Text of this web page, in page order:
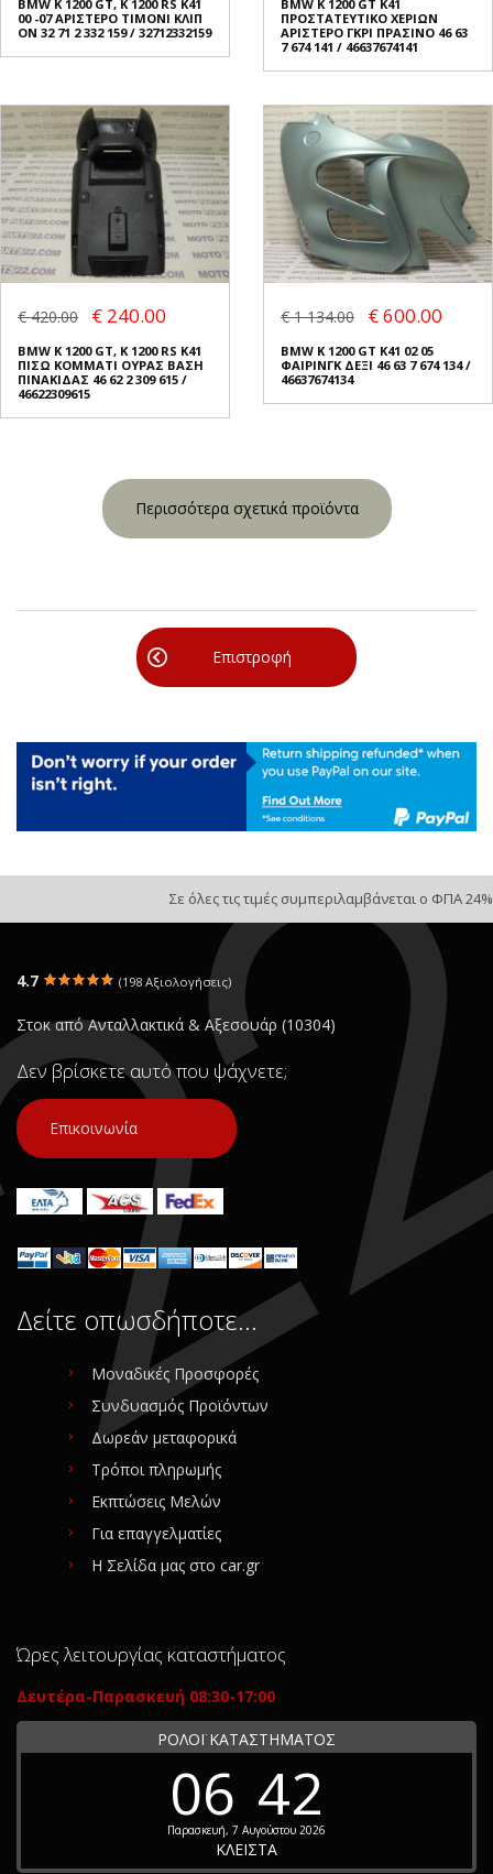
BMW K 1200 GT, K 1200 RS K41
00 -07 ΑΡΙΣΤΕΡΟ ΤΙΜΟΝΙ ΚΛΙΠ
ΟΝ 32 71 2 332 159 / 32712332159
BMW K 1200 GT K41
ΠΡΟΣΤΑΤΕΥΤΙΚΟ ΧΕΡΙΩΝ
ΑΡΙΣΤΕΡΟ ΓΚΡΙ ΠΡΑΣΙΝΟ 46 63
7 674 141 / 46637674141
€ 420.00 € 240.00
BMW K 1200 GT, K 1200 RS K41
ΠΙΣΩ ΚΟΜΜΑΤΙ ΟΥΡΑΣ ΒΑΣΗ
ΠΙΝΑΚΙΔΑΣ 46 62 2 309 615 /
46622309615
€ 1 134.00 € 600.00
BMW K 1200 GT K41 02 05
ΦΑΙΡΙΝΓΚ ΔΕΞΙ 46 63 7 674 134 /
46637674134
Περισσότερα σχετικά προϊόντα
Επιστροφή
Σε όλες τις τιμές συμπεριλαμβάνεται ο ΦΠΑ 24%
4.7 (198 Αξιολογήσεις)
Στοκ από Ανταλλακτικά & Αξεσουάρ (10304)
Δεν βρίσκετε αυτό που ψάχνετε;
Επικοινωνία
Δείτε οπωσδήποτε…
Μοναδικές Προσφορές
Συνδυασμός Προϊόντων
Δωρεάν μεταφορικά
Τρόποι πληρωμής
Εκπτώσεις Μελών
Για επαγγελματίες
Η Σελίδα μας στο car.gr
Ώρες λειτουργίας καταστήματος
Δευτέρα-Παρασκευή 08:30-17:00
ΡΟΛΟΪ ΚΑΤΑΣΤΗΜΑΤΟΣ
06 42
Παρασκευή, 7 Αυγούστου 2026
ΚΛΕΙΣΤΑ